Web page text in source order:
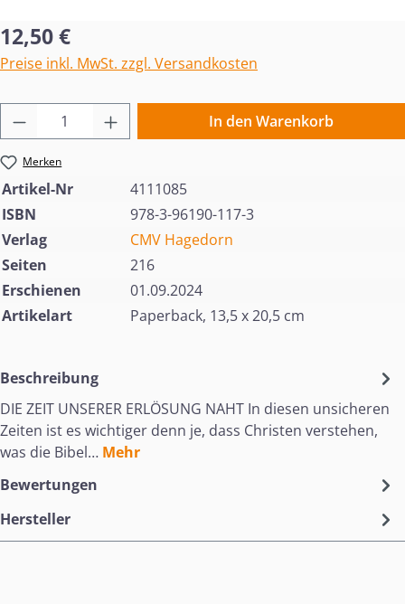
Regulärer Preis:
12,50 €
Preise inkl. MwSt. zzgl. Versandkosten
Produkt Anzahl: Gib den gewünschten
In den Warenkorb
Merken
Artikel-Nr
4111085
ISBN
978-3-96190-117-3
Verlag
CMV Hagedorn
Seiten
216
Erschienen
01.09.2024
Artikelart
Paperback, 13,5 x 20,5 cm
Beschreibung
DIE ZEIT UNSERER ERLÖSUNG NAHT In diesen unsicheren
Zeiten ist es wichtiger denn je, dass Christen verstehen,
was die Bibel… Mehr
Bewertungen
Hersteller